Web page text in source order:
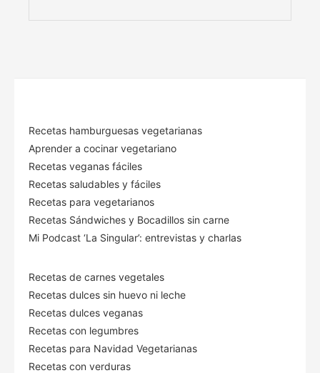
Recetas hamburguesas vegetarianas
Aprender a cocinar vegetariano
Recetas veganas fáciles
Recetas saludables y fáciles
Recetas para vegetarianos
Recetas Sándwiches y Bocadillos sin carne
Mi Podcast ‘La Singular’: entrevistas y charlas
Recetas de carnes vegetales
Recetas dulces sin huevo ni leche
Recetas dulces veganas
Recetas con legumbres
Recetas para Navidad Vegetarianas
Recetas con verduras